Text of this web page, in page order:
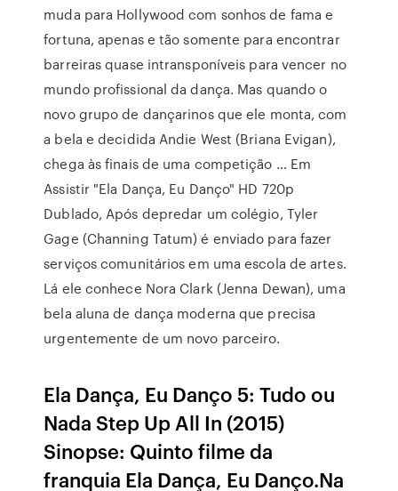
muda para Hollywood com sonhos de fama e
fortuna, apenas e tão somente para encontrar
barreiras quase intransponíveis para vencer no
mundo profissional da dança. Mas quando o
novo grupo de dançarinos que ele monta, com
a bela e decidida Andie West (Briana Evigan),
chega às finais de uma competição … Em
Assistir "Ela Dança, Eu Danço" HD 720p
Dublado, Após depredar um colégio, Tyler
Gage (Channing Tatum) é enviado para fazer
serviços comunitários em uma escola de artes.
Lá ele conhece Nora Clark (Jenna Dewan), uma
bela aluna de dança moderna que precisa
urgentemente de um novo parceiro.
Ela Dança, Eu Danço 5: Tudo ou
Nada Step Up All In (2015)
Sinopse: Quinto filme da
franquia Ela Dança, Eu Danço.Na